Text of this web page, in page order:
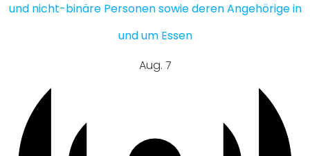
und nicht-binäre Personen sowie deren Angehörige in
und um Essen
Aug. 7